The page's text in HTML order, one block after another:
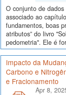
O conjunto de
associado ao
fundamentos, boas
atributos” do livro
pedometria". Ele é
Impacto da
Carbono e
e Fracionamento
Apr 8,